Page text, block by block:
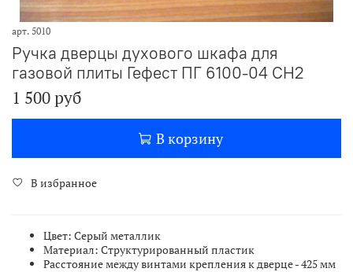
арт. 5010
Ручка дверцы духового шкафа для
газовой плиты Гефест ПГ 6100-04 СН2
1 500 руб
В корзину
В избранное
Цвет: Серый металлик
Материал: Структурированный пластик
Расстояние между винтами крепления к дверце - 425 мм